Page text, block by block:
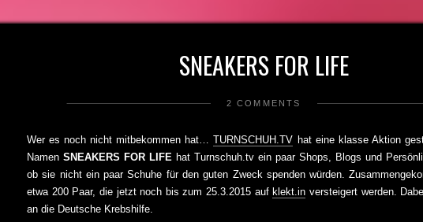
SNEAKERS FOR LIFE
2 COMMENTS
Wer es noch nicht mitbekommen hat…TURNSCHUH.TV hat eine klasse Aktion
Namen SNEAKERS FOR LIFE hat Turnschuh.tv ein paar Shops, Blogs und
ob sie nicht ein paar Schuhe für den guten Zweck spenden würden.
etwa 200 Paar, die jetzt noch bis zum 25.3.2015 auf klekt.in versteigert werden.
an die Deutsche Krebshilfe.